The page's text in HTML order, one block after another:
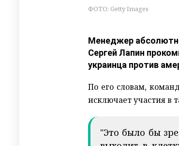
ФОТО: Getty Images
Менеджер
Сергей Лапин
украинца против
По его словам,
исключает участия в
"Это было бы